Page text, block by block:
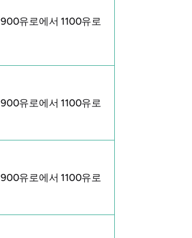
900유로에서 1100유로
900유로에서 1100유로
900유로에서 1100유로